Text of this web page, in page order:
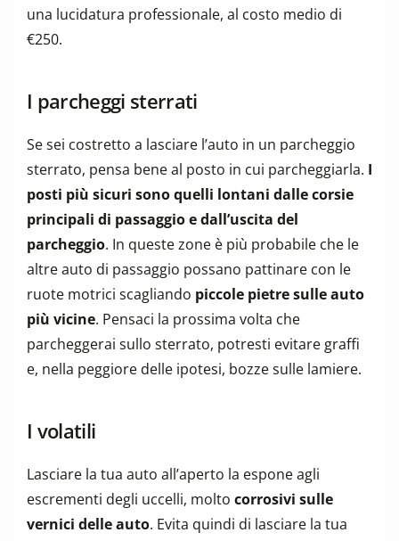
una lucidatura professionale, al costo medio di
€250.
I parcheggi sterrati
Se sei costretto a lasciare l’auto in un parcheggio
sterrato, pensa bene al posto in cui parcheggiarla. I
posti più sicuri sono quelli lontani dalle corsie
principali di passaggio e dall’uscita del
parcheggio. In queste zone è più probabile che le
altre auto di passaggio possano pattinare con le
ruote motrici scagliando piccole pietre sulle auto
più vicine. Pensaci la prossima volta che
parcheggerai sullo sterrato, potresti evitare graffi
e, nella peggiore delle ipotesi, bozze sulle lamiere.
I volatili
Lasciare la tua auto all’aperto la espone agli
escrementi degli uccelli, molto corrosivi sulle
vernici delle auto. Evita quindi di lasciare la tua